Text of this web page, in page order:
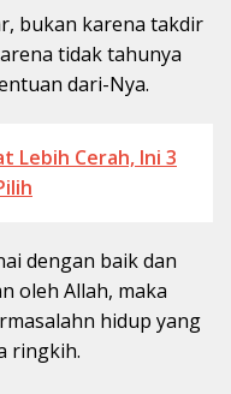
bukan karena takdir
tidak tahunya
dari-Nya.
Lebih Cerah, Ini 3
dengan baik dan
oleh Allah, maka
hidup yang
ringkih.